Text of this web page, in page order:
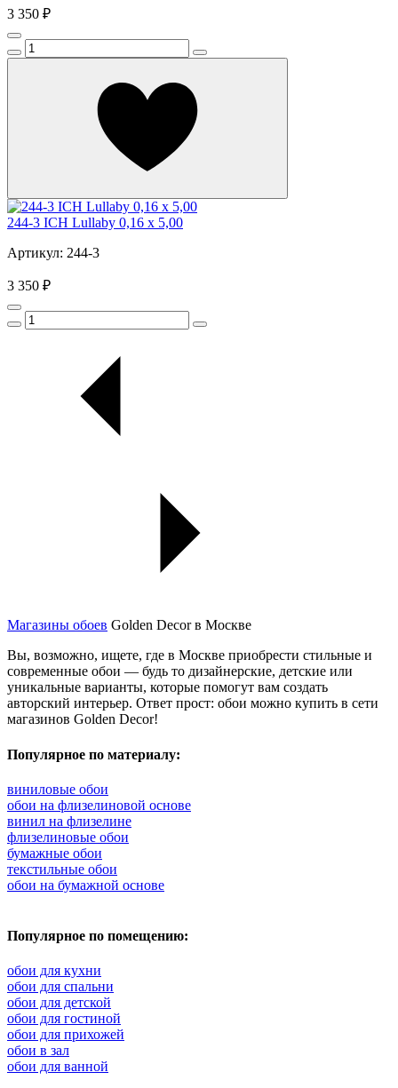
3 350 ₽
244-3 ICH Lullaby 0,16 x 5,00
Артикул: 244-3
3 350 ₽
Магазины обоев Golden Decor в Москве
Вы, возможно, ищете, где в Москве приобрести стильные и
современные обои — будь то дизайнерские, детские или
уникальные варианты, которые помогут вам создать
авторский интерьер. Ответ прост: обои можно купить в сети
магазинов Golden Decor!
Популярное по материалу:
виниловые обои
обои на флизелиновой основе
винил на флизелине
флизелиновые обои
бумажные обои
текстильные обои
обои на бумажной основе
Популярное по помещению:
обои для кухни
обои для спальни
обои для детской
обои для гостиной
обои для прихожей
обои в зал
обои для ванной